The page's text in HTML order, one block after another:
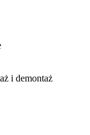
i demontaż